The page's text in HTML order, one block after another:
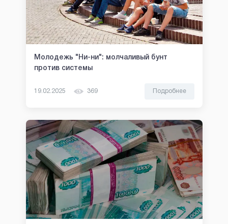
Молодежь "Ни-ни": молчаливый бунт
против системы
19.02.2025 369 Подробнее